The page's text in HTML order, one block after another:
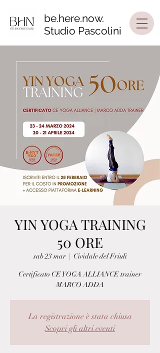
be.here.now.
Studio Pascolini
YIN YOGA TRAINING
50 ORE
sab 23 mar
  |
Cividale del Friuli
Certificato CE YOGA ALLIANCE trainer
MARCO ADDA
La registrazione è stata chiusa
Scopri gli altri eventi